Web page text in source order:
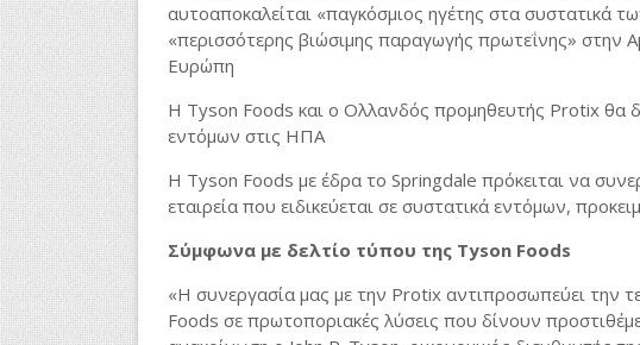
αυτοαποκαλείται «παγκόσμιος ηγέτης στα συστατικά
«περισσότερης βιώσιμης παραγωγής πρωτεΐνης» στην
Ευρώπη
Η Tyson Foods και ο Ολλανδός προμηθευτής Protix θα
εντόμων στις ΗΠΑ
Η Tyson Foods με έδρα το Springdale πρόκειται να
εταιρεία που ειδικεύεται σε συστατικά εντόμων,
Σύμφωνα με δελτίο τύπου της Tyson Foods
«Η συνεργασία μας με την Protix αντιπροσωπεύει την
Foods σε πρωτοποριακές λύσεις που δίνουν